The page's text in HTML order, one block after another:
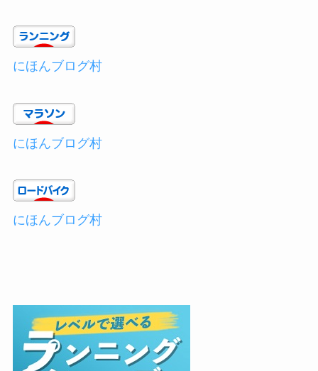
にほんブログ村
にほんブログ村
にほんブログ村